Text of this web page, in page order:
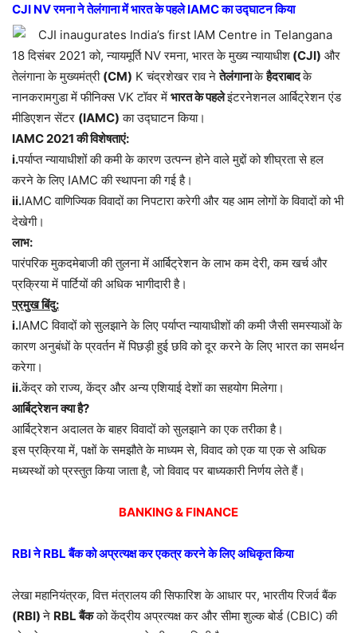
CJI NV रमना ने तेलंगाना में भारत के पहले IAMC का उद्घाटन किया
18 दिसंबर 2021 को, न्यायमूर्ति NV रमना, भारत के मुख्य न्यायाधीश (CJI) और
तेलंगाना के मुख्यमंत्री (CM) K चंद्रशेखर राव नेतेलंगानाकेहैदराबादके
नानकरामगुडा में फीनिक्स VK टॉवर में भारत के पहलेइंटरनेशनल आर्बिट्रेशन एंड
मीडिएशन सेंटर (IAMC) का उद्घाटन किया।
IAMC 2021 की विशेषताएं:
i.पर्याप्त न्यायाधीशों की कमी के कारण उत्पन्न होने वाले मुद्दों को शीघ्रता से हल
करने के लिए IAMC की स्थापना की गई है।
ii.IAMC वाणिज्यिक विवादों का निपटारा करेगी और यह आम लोगों के विवादों को भी
देखेगी।
लाभ:
पारंपरिक मुकदमेबाजी की तुलना में आर्बिट्रेशन के लाभ कम देरी, कम खर्च और
प्रक्रिया में पार्टियों की अधिक भागीदारी है।
प्रमुख बिंदु:
i.IAMC विवादों को सुलझाने के लिए पर्याप्त न्यायाधीशों की कमी जैसी समस्याओं के
कारण अनुबंधों के प्रवर्तन में पिछड़ी हुई छवि को दूर करने के लिए भारत का समर्थन
करेगा।
ii.केंद्र को राज्य, केंद्र और अन्य एशियाई देशों का सहयोग मिलेगा।
आर्बिट्रेशन क्या है?
आर्बिट्रेशन अदालत के बाहर विवादों को सुलझाने का एक तरीका है।
इस प्रक्रिया में, पक्षों के समझौते के माध्यम से, विवाद को एक या एक से अधिक
मध्यस्थों को प्रस्तुत किया जाता है, जो विवाद पर बाध्यकारी निर्णय लेते हैं।
BANKING & FINANCE
RBI ने RBL बैंक को अप्रत्यक्ष कर एकत्र करने के लिए अधिकृत किया
लेखा महानियंत्रक, वित्त मंत्रालय की सिफारिश के आधार पर, भारतीय रिजर्व बैंक
(RBI)ने RBL बैंकको केंद्रीय अप्रत्यक्ष कर और सीमा शुल्क बोर्ड (CBIC) की